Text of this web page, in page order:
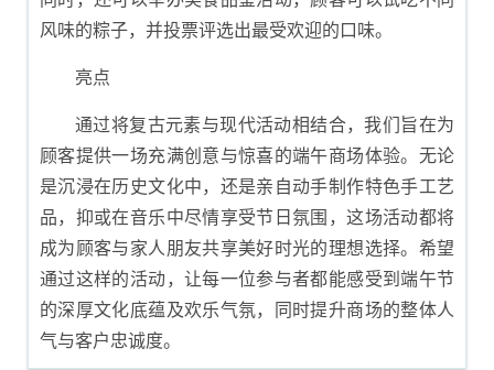
风味的粽子，并投票评选出最受欢迎的口味。
亮点
通过将复古元素与现代活动相结合，我们旨在为
顾客提供一场充满创意与惊喜的端午商场体验。无论
是沉浸在历史文化中，还是亲自动手制作特色手工艺
品，抑或在音乐中尽情享受节日氛围，这场活动都将
成为顾客与家人朋友共享美好时光的理想选择。希望
通过这样的活动，让每一位参与者都能感受到端午节
的深厚文化底蕴及欢乐气氛，同时提升商场的整体人
气与客户忠诚度。